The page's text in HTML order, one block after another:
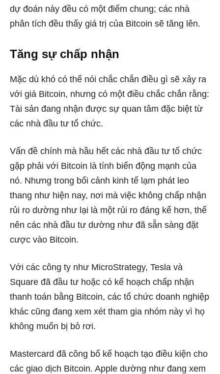
dự đoán này đều có một điểm chung; các nhà
phân tích đều thấy giá trị của Bitcoin sẽ tăng lên.
Tăng sự chấp nhận
Mặc dù khó có thể nói chắc chắn điều gì sẽ xảy ra
với giá Bitcoin, nhưng có một điều chắc chắn rằng:
Tài sản đang nhận được sự quan tâm đặc biệt từ
các nhà đầu tư tổ chức.
Vấn đề chính mà hầu hết các nhà đầu tư tổ chức
gặp phải với Bitcoin là tính biến động mạnh của
nó. Nhưng trong bối cảnh kinh tế lạm phát leo
thang như hiện nay, nơi mà việc không chấp nhận
rủi ro dường như lại là một rủi ro đáng kể hơn, thế
nên các nhà đầu tư dường như đã sẵn sàng đặt
cược vào Bitcoin.
Với các công ty như MicroStrategy, Tesla và
Square đã đầu tư hoặc có kế hoạch chấp nhận
thanh toán bằng Bitcoin, các tổ chức doanh nghiệp
khác cũng đang xem xét tham gia nhóm này vì họ
không muốn bị bỏ rơi.
Mastercard đã công bố kế hoạch tạo điều kiện cho
các giao dịch Bitcoin. Apple dường như đang xem